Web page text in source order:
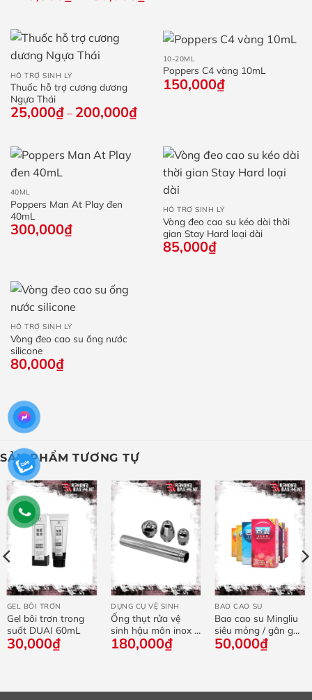
giá:
đến
280,000₫
HỖ TRỢ SINH LÝ
Thuốc hỗ trợ cương dương
Ngựa Thái
25,000₫ – 200,000₫Khoảng
giá:
25,000₫
200,000₫
10-20ML
Poppers C4 vàng 10mL
150,000₫
40ML
Poppers Man At Play đen
40mL
300,000₫
HỖ TRỢ SINH LÝ
Vòng đeo cao su kéo dài thời
gian Stay Hard loại dài
85,000₫
HỖ TRỢ SINH LÝ
Vòng đeo cao su ống nước
silicone
80,000₫
SẢN PHẨM TƯƠNG TỰ
GEL BÔI TRƠN
Gel bôi trơn trong
suốt DUAI 60mL
30,000₫
DỤNG CỤ VỆ SINH
Ống thụt rửa vệ
sinh hậu môn inox 3
đầu thay
180,000₫
BAO CAO SU
Bao cao su Mingliu
siêu mỏng / gân gai
/ nhiều gel – hộp 10
50,000₫